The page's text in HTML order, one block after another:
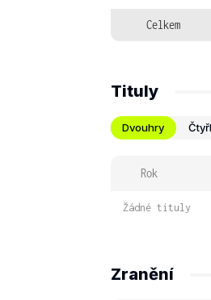
Celkem
Tituly
Dvouhry
Rok
Žádné tituly
Zranění